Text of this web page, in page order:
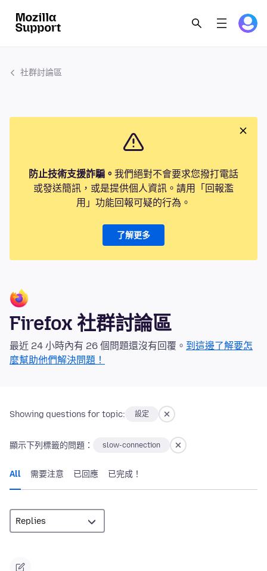
社群討論區
防止技術支援詐騙。 我們絕對不會要求您撥打電話
或發送簡訊，或是提供個人資訊。請用「回報濫
用」功能回報可疑的行為。
了解更多
Firefox 社群討論區
最近 24 小時內有 26 個問題還沒有回覆。 到這邊了解要怎
麼幫助他們解決問題！
Showing questions for topic: 設定
顯示下列標籤的問題： slow-connection
All 需要注意 已回應 已完成！